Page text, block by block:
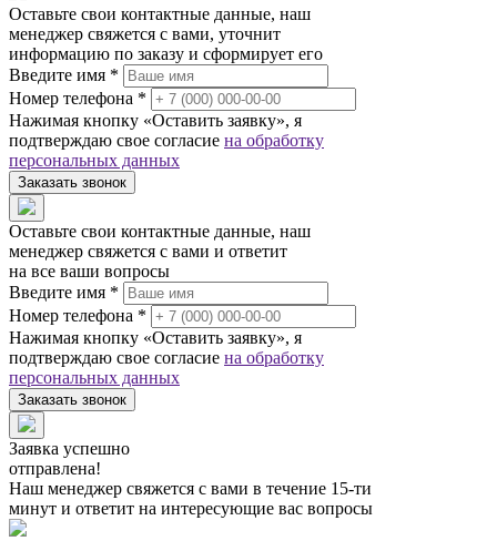
Оставьте свои контактные данные, наш
менеджер свяжется с вами, уточнит
информацию по заказу и сформирует его
Введите имя *
Номер телефона *
Нажимая кнопку «Оставить заявку», я
подтверждаю свое согласие на обработку
персональных данных
Заказать звонок
Оставьте свои контактные данные, наш
менеджер свяжется с вами и ответит
на все ваши вопросы
Введите имя *
Номер телефона *
Нажимая кнопку «Оставить заявку», я
подтверждаю свое согласие на обработку
персональных данных
Заказать звонок
Заявка успешно
отправлена!
Наш менеджер свяжется с вами в течение 15-ти
минут и ответит на интересующие вас вопросы